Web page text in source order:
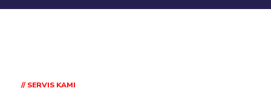
// SERVIS KAMI